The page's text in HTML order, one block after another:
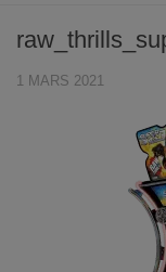
1 MARS 2021